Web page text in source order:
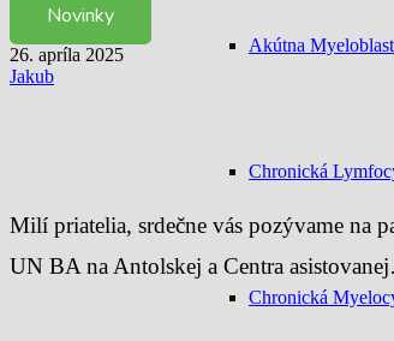
Akútna
Chronická
Chronická
Novinky
26. apríla 2025
Jakub
Milí priatelia, srdečne vás pozývame na
UN BA na Antolskej a Centra